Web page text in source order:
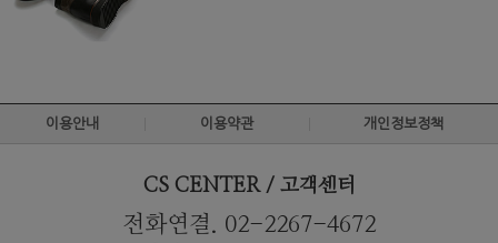
이용안내 이용약관 개인정보정책
CS CENTER / 고객센터
전화연결. 02-2267-4672